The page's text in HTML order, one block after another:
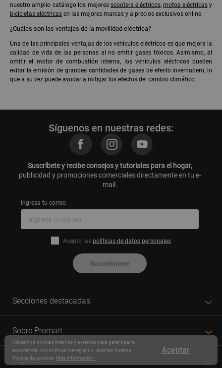
nuestro amplio catálogo los mejoresscooters eléctricos,motos eléctricasy
bicicletas eléctricas en las mejores marcas y a precios exclusivos online.
¿Cuáles son las ventajas de la movilidad eléctrica?
Una de las principales ventajas de los vehículos eléctricos es que mejora la
calidad de vida de las personas al no emitir gases tóxicos. Asimismo, al
omitir el motor de combustión interna, los vehículos eléctricos pueden
evitar la emisión de grandes cantidades de gases de efecto invernadero, lo
que a su vez puede ayudar a mitigar los efectos del cambio climático.
Síguenos en nuestras redes:
Suscríbete y recibe consejos y tutoriales para el hogar,
publicidad y promociones comerciales directamente en tu e-
mail.
Ingresa tu correo
Acepto las políticas de datos personales
Suscribirme
Secciones destacadas
Sobre Promart
Legales
Aceptar
Utilizamos cookies internas y externas para garantizar tu
experiencia. Al continuar navegando, aceptas nuestra
Política de cookies. Más información.